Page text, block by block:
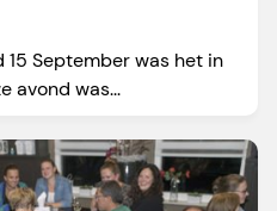
September was het in
avond was...